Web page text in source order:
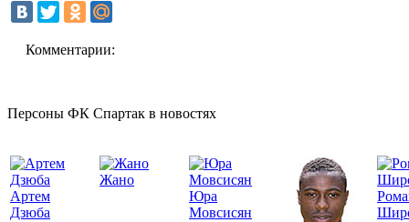
Комментарии:
Персоны ФК Спартак в новостях
Артем
Дзюба
Жано
Юра
Мовсисян